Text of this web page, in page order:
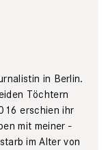
in Berlin.
Töchtern
erschien ihr
mit meiner
im Alter von